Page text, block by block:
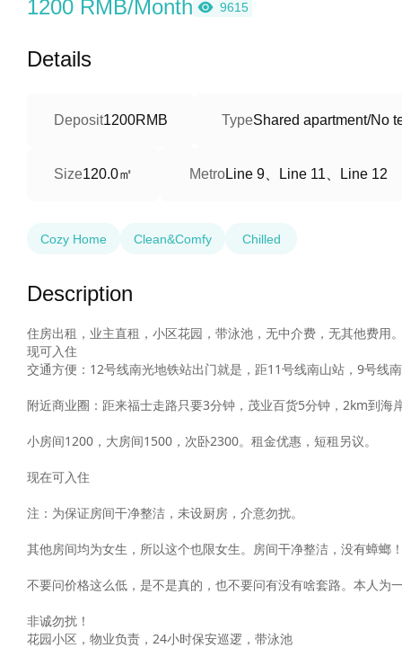
1200 RMB/Month 9615
Details
Deposit1200RMB TypeShared apartment/No
Size120.0㎡ MetroLine 9、Line 11、Line 12
Cozy Home Clean&Comfy Chilled
Description
住房出租，业主直租，小区花园，带泳池，无中介费，无其他费用
现可入住
交通方便：12号线南光地铁站出门就是，距11号线南山站，9号线
附近商业圈：距来福士走路只要3分钟，茂业百货5分钟，2km到海
小房间1200，大房间1500，次卧2300。租金优惠，短租另议。
现在可入住
注：为保证房间干净整洁，未设厨房，介意勿扰。
其他房间均为女生，所以这个也限女生。房间干净整洁，没有蟑螂
不要问价格这么低，是不是真的，也不要问有没有啥套路。本人
非诚勿扰！
花园小区，物业负责，24小时保安巡逻，带泳池